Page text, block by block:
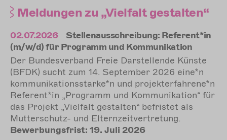
Meldungen zu „Vielfalt gestalten“
02.07.2026
Stellenausschreibung: Referent*in
(m/w/d) für Programm und Kommunikation
Der Bundesverband Freie Darstellende Künste
(BFDK) sucht zum 14. September 2026 eine*n
kommunikationsstarke*n und projekterfahrene*n
Referent*in „Programm und Kommunikation“ für
das Projekt „Vielfalt gestalten“ befristet als
Mutterschutz- und Elternzeitvertretung.
Bewerbungsfrist: 19. Juli 2026